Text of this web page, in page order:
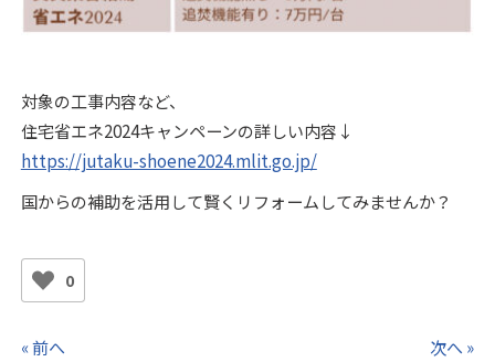
対象の工事内容など、
住宅省エネ2024キャンペーンの詳しい内容↓
https://jutaku-shoene2024.mlit.go.jp/
国からの補助を活用して賢くリフォームしてみませんか？
0
« 前へ 次へ »